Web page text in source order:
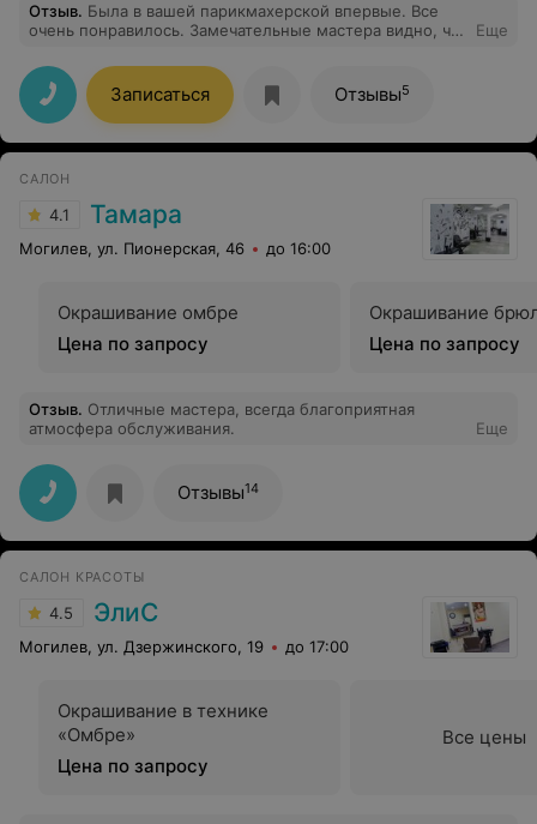
Отзыв. Была в вашей парикмахерской впервые. Все
очень понравилось. Замечательные мастера видно, что
Еще
Записаться Отзывы5
САЛОН
4.1 Тамара
Могилев, ул. Пионерская, 46 до 16:00
Окрашивание омбре
Цена по запросу
Окрашивание
Цена по запросу
Отзыв. Отличные мастера, всегда благоприятная
атмосфера обслуживания.
Еще
Отзывы14
САЛОН КРАСОТЫ
4.5 ЭлиС
Могилев, ул. Дзержинского, 19 до 17:00
Окрашивание в технике
«Омбре»
Цена по запросу
Все цены